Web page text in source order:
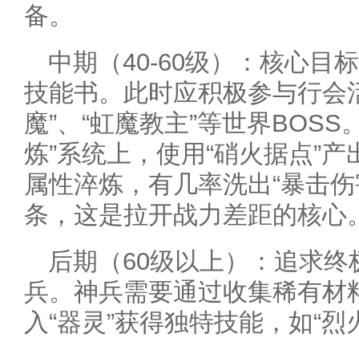
备。
中期（40-60级）：核心目
技能书。此时应积极参与行会
魔”、“虹魔教主”等世界BOSS
炼”系统上，使用“硝火据点”
属性淬炼，有几率洗出“暴击
条，这是拉开战力差距的核心
后期（60级以上）：追求终
兵。神兵需要通过收集稀有材
入“器灵”获得独特技能，如“